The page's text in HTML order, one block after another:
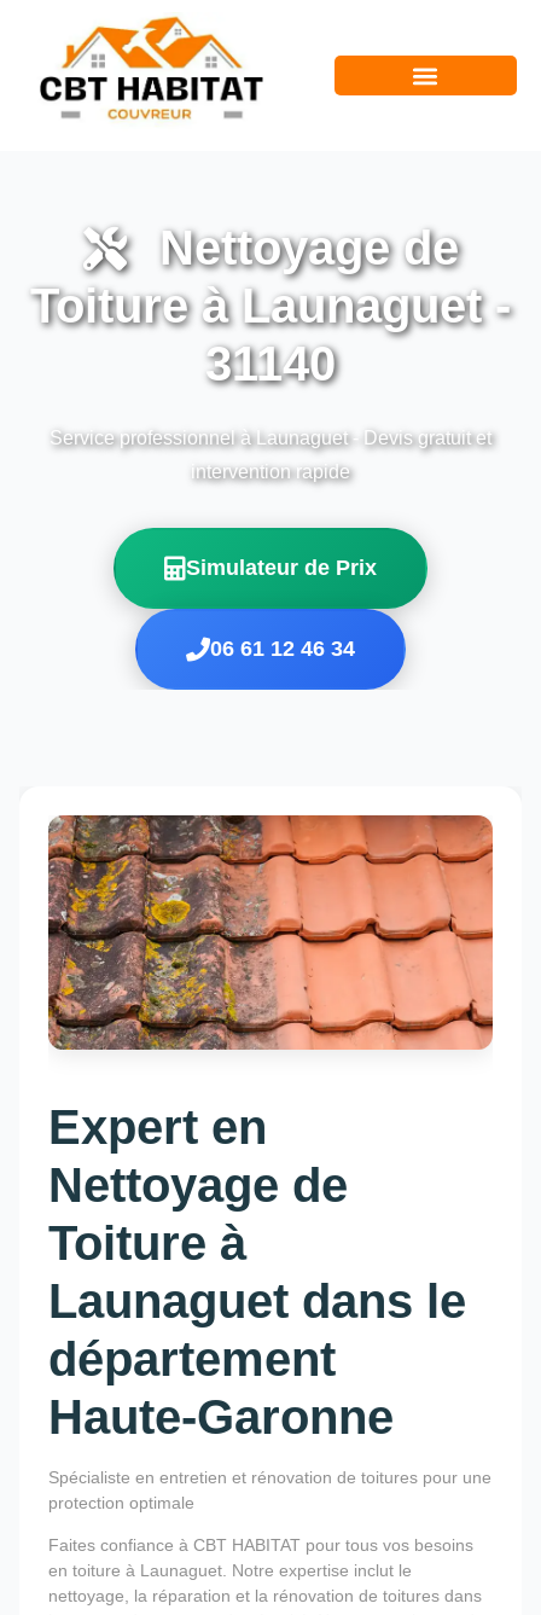
Nettoyage de
Toiture à Launaguet -
31140
Service professionnel à Launaguet - Devis gratuit et
intervention rapide
Simulateur de Prix
06 61 12 46 34
Expert en
Nettoyage de
Toiture à
Launaguet dans le
département
Haute-Garonne
Spécialiste en entretien et rénovation de toitures pour une
protection optimale
Faites confiance à CBT HABITAT pour tous vos besoins
en toiture à Launaguet. Notre expertise inclut le
nettoyage, la réparation et la rénovation de toitures dans